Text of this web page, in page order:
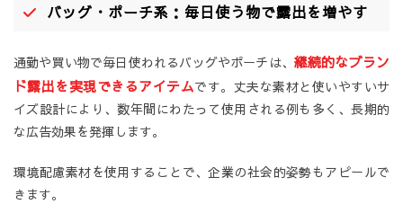
バッグ・ポーチ系：毎日使う物で露出を増やす
通勤や買い物で毎日使われるバッグやポーチは、 継続的なブラン
ド露出を実現できるアイテムです。丈夫な素材と使いやすいサ
イズ設計により、数年間にわたって使用される例も多く、長期的
な広告効果を発揮します。
環境配慮素材を使用することで、企業の社会的姿勢もアピールで
きます。